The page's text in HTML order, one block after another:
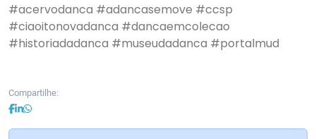
#acervodanca #adancasemove #ccsp
#ciaoitonovadanca #dancaemcolecao
#historiadadanca #museudadanca #portalmud
Compartilhe: